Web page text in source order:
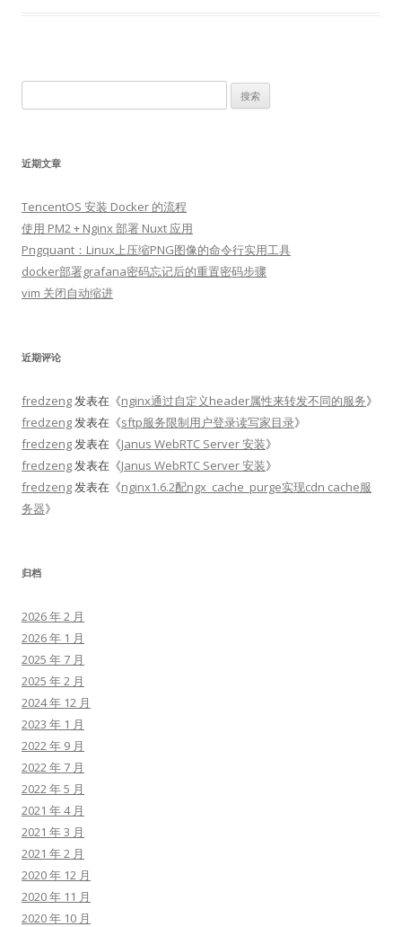
索：
近期文章
TencentOS 安装 Docker 的流程
使用 PM2 + Nginx 部署 Nuxt 应用
Pngquant：Linux上压缩PNG图像的命令行实用工具
docker部署grafana密码忘记后的重置密码步骤
vim 关闭自动缩进
近期评论
fredzeng发表在《nginx通过自定义header属性来转发不同的服务》
fredzeng发表在《sftp服务限制用户登录读写家目录》
fredzeng发表在《Janus WebRTC Server 安装》
fredzeng发表在《Janus WebRTC Server 安装》
fredzeng发表在《nginx1.6.2配ngx_cache_purge实现cdn cache服
务器》
归档
2026 年 2 月
2026 年 1 月
2025 年 7 月
2025 年 2 月
2024 年 12 月
2023 年 1 月
2022 年 9 月
2022 年 7 月
2022 年 5 月
2021 年 4 月
2021 年 3 月
2021 年 2 月
2020 年 12 月
2020 年 11 月
2020 年 10 月